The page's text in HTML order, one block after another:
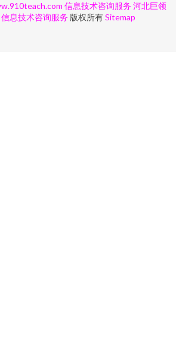
信息技术咨询服务 河北巨领
信息技术咨询服务 版权所有Sitemap